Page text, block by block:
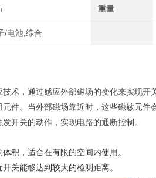
重量
/电池,综合
术，通过感应外部磁场的变化来实现开
件。当外部磁场靠近时，这些磁敏元件
开关的动作，实现电路的通断控制。‌
积，适合在有限的空间内使用。
关能够达到较大的检测距离。